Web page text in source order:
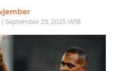
September 29, 2025 WIB